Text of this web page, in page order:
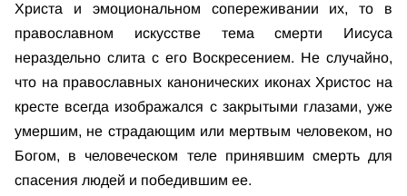
Христа и эмоциональном сопереживании их, то в
православном искусстве тема смерти Иисуса
нераздельно слита с его Воскресением. Не случайно,
что на православных канонических иконах Христос на
кресте всегда изображался с закрытыми глазами, уже
умершим, не страдающим или мертвым человеком, но
Богом, в человеческом теле принявшим смерть для
спасения людей и победившим ее.